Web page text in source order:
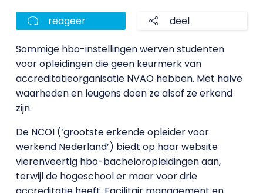
reageer deel
Sommige hbo-instellingen werven studenten
voor opleidingen die geen keurmerk van
accreditatieorganisatie NVAO hebben. Met halve
waarheden en leugens doen ze alsof ze erkend
zijn.
De NCOI (‘grootste erkende opleider voor
werkend Nederland’) biedt op haar website
vierenveertig hbo-bacheloropleidingen aan,
terwijl de hogeschool er maar voor drie